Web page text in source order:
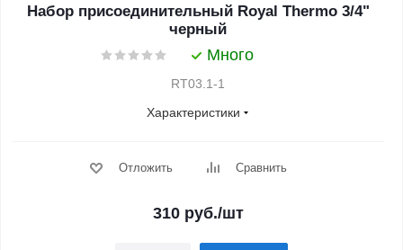
Набор присоединительный Royal Thermo 3/4"
черный
Много
RT03.1-1
Характеристики
Отложить Сравнить
310 руб./шт